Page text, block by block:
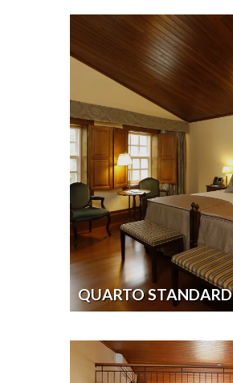
QUARTO STANDARD